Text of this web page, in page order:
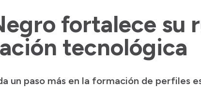
fortalece su
tecnológica
un paso más en la formación de